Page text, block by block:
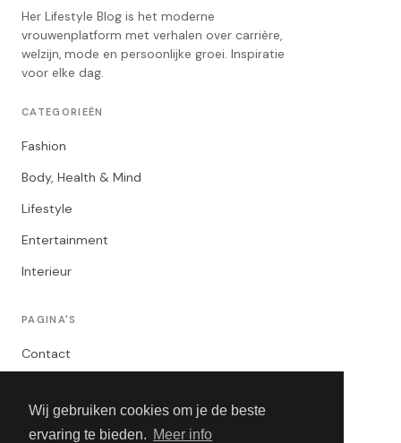
Wij gebruiken cookies om je de beste
ervaring te bieden. Meer info
Her Lifestyle Blog is het moderne
vrouwenplatform met verhalen over carrière,
welzijn, mode en persoonlijke groei. Inspiratie
voor elke dag.
CATEGORIEËN
Fashion
Body, Health & Mind
Lifestyle
Entertainment
Interieur
PAGINA'S
Contact
Algemene Voorwaarden